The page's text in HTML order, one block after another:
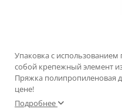
Упаковка с использованием
собой крепежный элемент
Пряжка полипропиленовая
цене!
Подробнее